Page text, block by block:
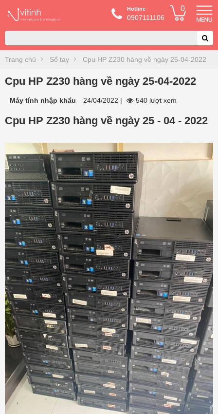
Hotline
0907111106
0
Trang chủ Sổ tay Cpu HP Z230 hàng về ngày 25-04-2022
Cpu HP Z230 hàng về ngày 25-04-2022
Máy tính nhập khẩu 24/04/2022 | 540 lượt xem
Cpu HP Z230 hàng về ngày 25 - 04 - 2022